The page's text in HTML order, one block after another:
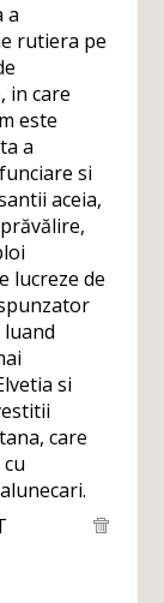
a
rutiera pe
in care
este
a
si
aceia,
lucreze de
si
care